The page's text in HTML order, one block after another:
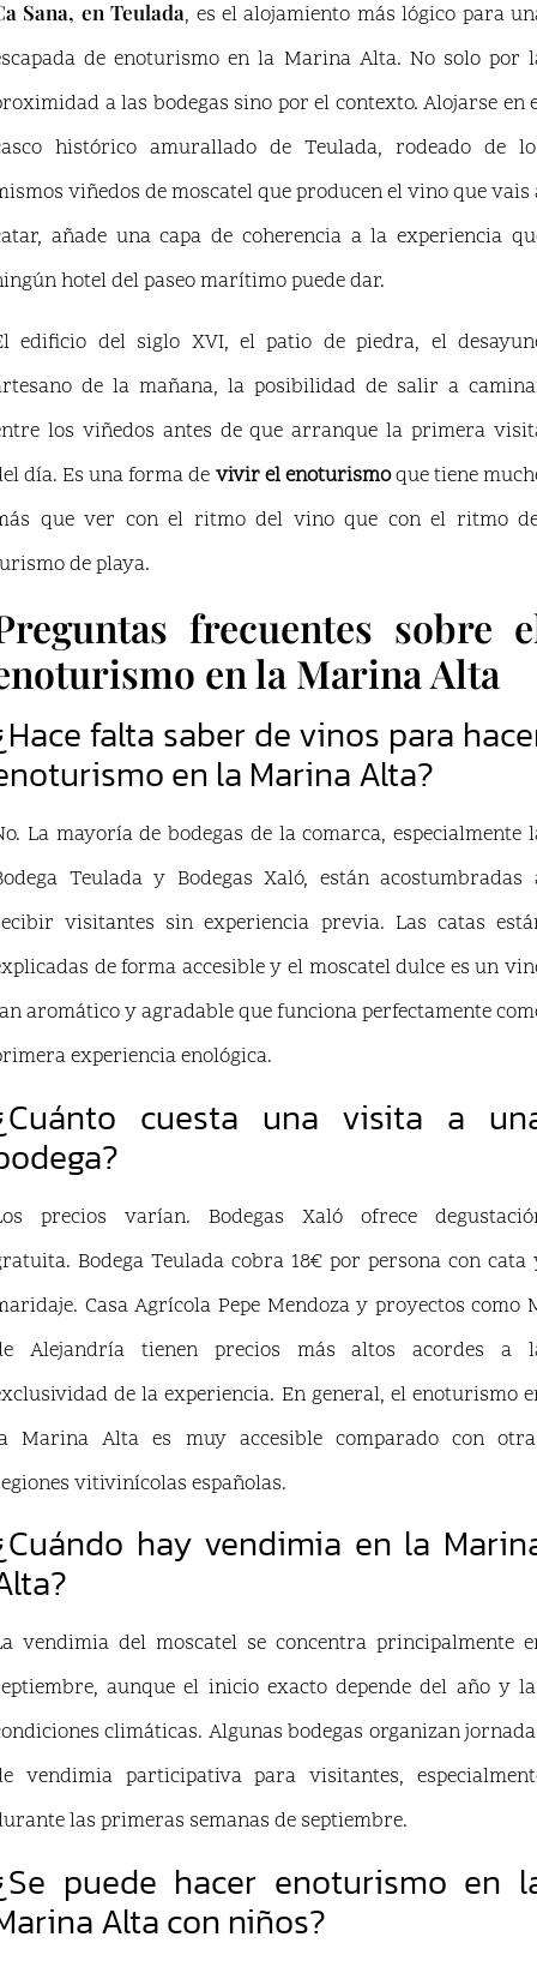
Sana, en Teulada, es el alojamiento más lógico para
de enoturismo en la Marina Alta. No solo por
a las bodegas sino por el contexto. Alojarse en
histórico amurallado de Teulada, rodeado de
viñedos de moscatel que producen el vino que vais
añade una capa de coherencia a la experiencia
hotel del paseo marítimo puede dar.
edificio del siglo XVI, el patio de piedra, el
de la mañana, la posibilidad de salir a
los viñedos antes de que arranque la primera
día. Es una forma de vivir el enoturismoque tiene
que ver con el ritmo del vino que con el ritmo
de playa.
frecuentes sobre
en la Marina Alta
falta saber de vinos para
en la Marina Alta?
La mayoría de bodegas de la comarca, especialmente
Teulada y Bodegas Xaló, están acostumbradas
visitantes sin experiencia previa. Las catas
de forma accesible y el moscatel dulce es un
aromático y agradable que funciona perfectamente
experiencia enológica.
cuesta una visita a
precios varían. Bodegas Xaló ofrece
Bodega Teulada cobra 18€ por persona con cata
Casa Agrícola Pepe Mendoza y proyectos como
Alejandría tienen precios más altos acordes a
de la experiencia. En general, el enoturismo
Marina Alta es muy accesible comparado con
vitivinícolas españolas.
hay vendimia en la
vendimia del moscatel se concentra principalmente
aunque el inicio exacto depende del año y
climáticas. Algunas bodegas organizan
vendimia participativa para visitantes,
las primeras semanas de septiembre.
puede hacer enoturismo en
Alta con niños?